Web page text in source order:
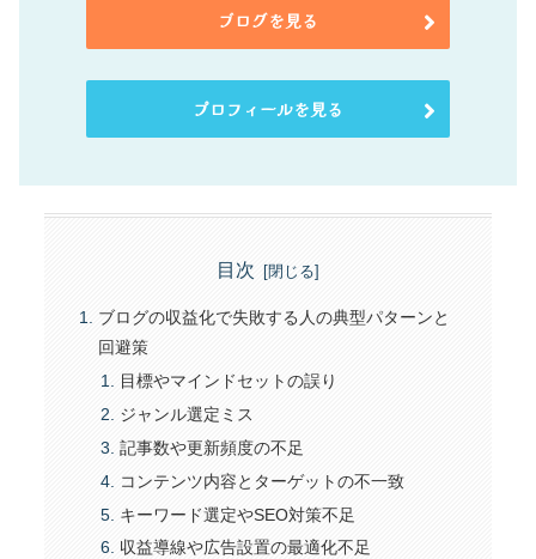
ブログを見る
プロフィールを見る
目次
ブログの収益化で失敗する人の典型パターンと
回避策
目標やマインドセットの誤り
ジャンル選定ミス
記事数や更新頻度の不足
コンテンツ内容とターゲットの不一致
キーワード選定やSEO対策不足
収益導線や広告設置の最適化不足